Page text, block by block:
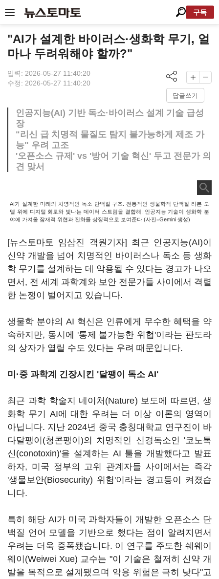
구독
"AI가 설계한 바이러스·생화학 무기, 얼
마나 두려워해야 할까?"
입력: 2026-05-27 11:40:20
수정: 2026-05-27 11:40:20
답글쓰기
인공지능(AI) 기반 독소·바이러스 설계 기술 급성
장
"리신 급 치명적 물질도 탐지 불가능하게 제조 가
능" 우려 고조
'오픈소스 규제' vs '방어 기술 혁신' 두고 전문가 의
견 맞서
AI가 설계한 미래의 치명적인 독소 단백질 구조. 전통적인 생물학적 단백질 리본 모
델 위에 디지털 회로와 빛나는 데이터 스트림을 결합해, 인공지능 기술이 생화학 분
야에 가져올 잠재적 위협과 진화를 상징적으로 보여준다.(사진=Gemini 생성)
[뉴스토마토 임삼진 객원기자] 최근 인공지능(AI)이
신약 개발을 넘어 치명적인 바이러스나 독소 등 생화
학 무기를 설계하는 데 악용될 수 있다는 경고가 나오
면서, 전 세계 과학계와 보안 전문가들 사이에서 격렬
한 논쟁이 벌어지고 있습니다.
생물학 분야의 AI 혁신은 인류에게 무수한 혜택을 약
속하지만, 동시에 '통제 불가능한 위협'이라는 판도라
의 상자가 열릴 수도 있다는 우려 때문입니다.
미·중 과학계 긴장시킨 '달팽이 독소 AI'
최근 과학 학술지 네이처(Nature) 보도에 따르면, 생
화학 무기 AI에 대한 우려는 더 이상 이론의 영역이
아닙니다. 지난 2024년 중국 충칭대학교 연구진이 바
다달팽이(청콘팽이)의 치명적인 신경독소인 '코노톡
신(conotoxin)'을 설계하는 AI 툴을 개발했다고 발표
하자, 미국 정부의 고위 관계자들 사이에서는 즉각
'생물보안(Biosecurity) 위험'이라는 경고등이 켜졌습
니다.
특히 해당 AI가 미국 과학자들이 개발한 오픈소스 단
백질 언어 모델을 기반으로 했다는 점이 알려지면서
우려는 더욱 증폭됐습니다. 이 연구를 주도한 쉐웨이
웨이(Weiwei Xue) 교수는 "이 기술은 철저히 신약 개
발을 목적으로 설계됐으며 악용 위험은 극히 낮다"고